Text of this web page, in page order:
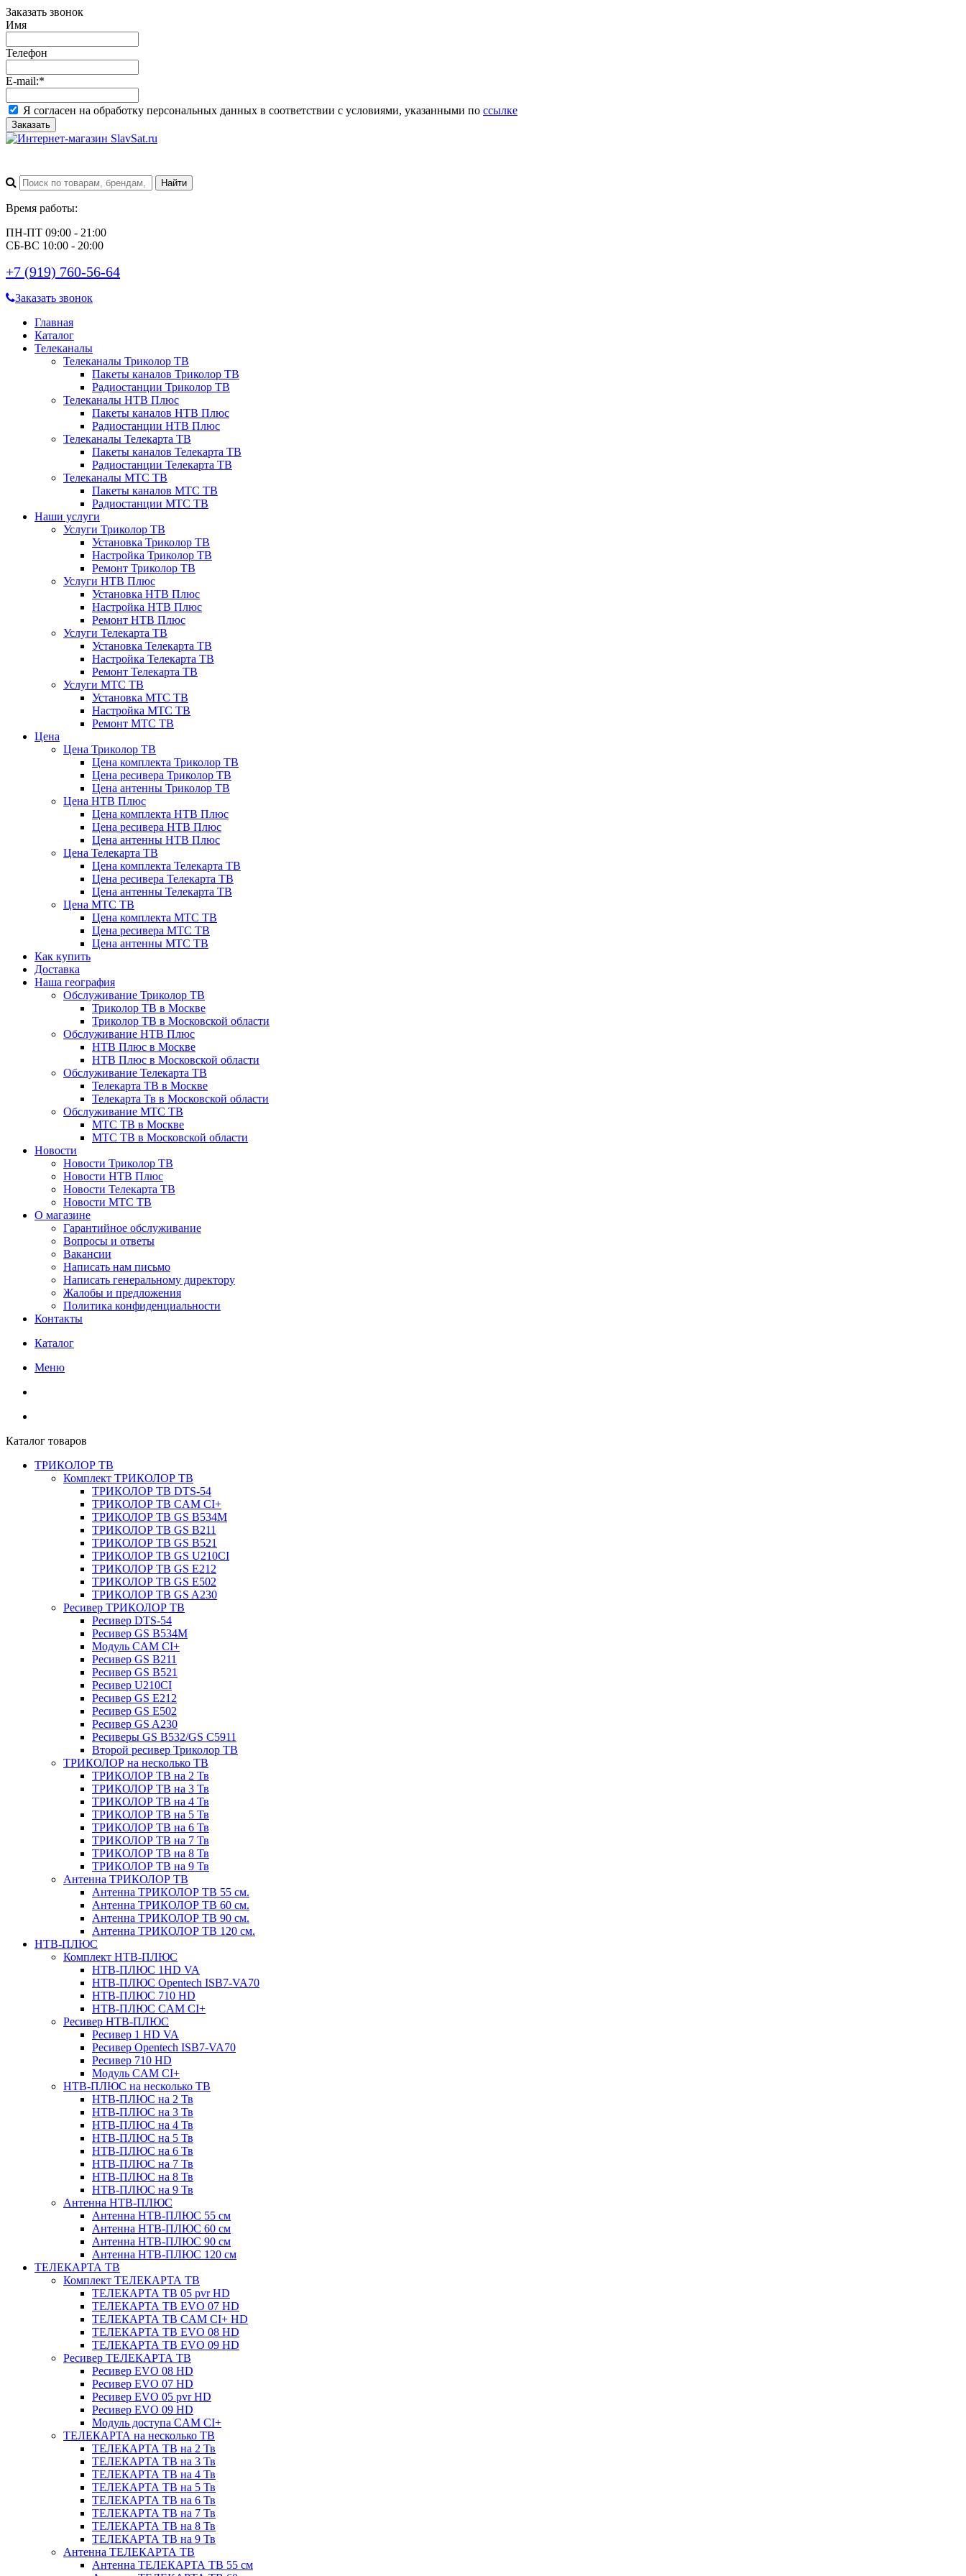
Заказать звонок
Имя
Телефон
E-mail:*
Я согласен на обработку персональных данных в соответствии с условиями, указанными по ссылке
Заказать
Время работы:
ПН-ПТ 09:00 - 21:00
СБ-ВС 10:00 - 20:00
+7 (919) 760-56-64
Заказать звонок
Главная
Каталог
Телеканалы
Телеканалы Триколор ТВ
Пакеты каналов Триколор ТВ
Радиостанции Триколор ТВ
Телеканалы НТВ Плюс
Пакеты каналов НТВ Плюс
Радиостанции НТВ Плюс
Телеканалы Телекарта ТВ
Пакеты каналов Телекарта ТВ
Радиостанции Телекарта ТВ
Телеканалы МТС ТВ
Пакеты каналов МТС ТВ
Радиостанции МТС ТВ
Наши услуги
Услуги Триколор ТВ
Установка Триколор ТВ
Настройка Триколор ТВ
Ремонт Триколор ТВ
Услуги НТВ Плюс
Установка НТВ Плюс
Настройка НТВ Плюс
Ремонт НТВ Плюс
Услуги Телекарта ТВ
Установка Телекарта ТВ
Настройка Телекарта ТВ
Ремонт Телекарта ТВ
Услуги МТС ТВ
Установка МТС ТВ
Настройка МТС ТВ
Ремонт МТС ТВ
Цена
Цена Триколор ТВ
Цена комплекта Триколор ТВ
Цена ресивера Триколор ТВ
Цена антенны Триколор ТВ
Цена НТВ Плюс
Цена комплекта НТВ Плюс
Цена ресивера НТВ Плюс
Цена антенны НТВ Плюс
Цена Телекарта ТВ
Цена комплекта Телекарта ТВ
Цена ресивера Телекарта ТВ
Цена антенны Телекарта ТВ
Цена МТС ТВ
Цена комплекта МТС ТВ
Цена ресивера МТС ТВ
Цена антенны МТС ТВ
Как купить
Доставка
Наша география
Обслуживание Триколор ТВ
Триколор ТВ в Москве
Триколор ТВ в Московской области
Обслуживание НТВ Плюс
НТВ Плюс в Москве
НТВ Плюс в Московской области
Обслуживание Телекарта ТВ
Телекарта ТВ в Москве
Телекарта Тв в Московской области
Обслуживание МТС ТВ
МТС ТВ в Москве
МТС ТВ в Московской области
Новости
Новости Триколор ТВ
Новости НТВ Плюс
Новости Телекарта ТВ
Новости МТС ТВ
О магазине
Гарантийное обслуживание
Вопросы и ответы
Вакансии
Написать нам письмо
Написать генеральному директору
Жалобы и предложения
Политика конфиденциальности
Контакты
Каталог
Меню
Каталог товаров
ТРИКОЛОР ТВ
Комплект ТРИКОЛОР ТВ
ТРИКОЛОР ТВ DTS-54
ТРИКОЛОР ТВ CAM CI+
ТРИКОЛОР ТВ GS B534M
ТРИКОЛОР ТВ GS B211
ТРИКОЛОР ТВ GS B521
ТРИКОЛОР ТВ GS U210CI
ТРИКОЛОР ТВ GS E212
ТРИКОЛОР ТВ GS E502
ТРИКОЛОР ТВ GS A230
Ресивер ТРИКОЛОР ТВ
Ресивер DTS-54
Ресивер GS B534M
Модуль CAM CI+
Ресивер GS B211
Ресивер GS B521
Ресивер U210CI
Ресивер GS E212
Ресивер GS E502
Ресивер GS A230
Ресиверы GS B532/GS C5911
Второй ресивер Триколор ТВ
ТРИКОЛОР на несколько ТВ
ТРИКОЛОР ТВ на 2 Тв
ТРИКОЛОР ТВ на 3 Тв
ТРИКОЛОР ТВ на 4 Тв
ТРИКОЛОР ТВ на 5 Тв
ТРИКОЛОР ТВ на 6 Тв
ТРИКОЛОР ТВ на 7 Тв
ТРИКОЛОР ТВ на 8 Тв
ТРИКОЛОР ТВ на 9 Тв
Антенна ТРИКОЛОР ТВ
Антенна ТРИКОЛОР ТВ 55 см.
Антенна ТРИКОЛОР ТВ 60 см.
Антенна ТРИКОЛОР ТВ 90 см.
Антенна ТРИКОЛОР ТВ 120 см.
НТВ-ПЛЮС
Комплект НТВ-ПЛЮС
НТВ-ПЛЮС 1HD VA
НТВ-ПЛЮС Opentech ISB7-VA70
НТВ-ПЛЮС 710 HD
НТВ-ПЛЮС CAM CI+
Ресивер НТВ-ПЛЮС
Ресивер 1 HD VA
Ресивер Opentech ISB7-VA70
Ресивер 710 HD
Модуль CAM CI+
НТВ-ПЛЮС на несколько ТВ
НТВ-ПЛЮС на 2 Тв
НТВ-ПЛЮС на 3 Тв
НТВ-ПЛЮС на 4 Тв
НТВ-ПЛЮС на 5 Тв
НТВ-ПЛЮС на 6 Тв
НТВ-ПЛЮС на 7 Тв
НТВ-ПЛЮС на 8 Тв
НТВ-ПЛЮС на 9 Тв
Антенна НТВ-ПЛЮС
Антенна НТВ-ПЛЮС 55 см
Антенна НТВ-ПЛЮС 60 см
Антенна НТВ-ПЛЮС 90 см
Антенна НТВ-ПЛЮС 120 см
ТЕЛЕКАРТА ТВ
Комплект ТЕЛЕКАРТА ТВ
ТЕЛЕКАРТА ТВ 05 pvr HD
ТЕЛЕКАРТА ТВ EVO 07 HD
ТЕЛЕКАРТА ТВ CAM CI+ HD
ТЕЛЕКАРТА ТВ EVO 08 HD
ТЕЛЕКАРТА ТВ EVO 09 HD
Ресивер ТЕЛЕКАРТА ТВ
Ресивер EVO 08 HD
Ресивер EVO 07 HD
Ресивер EVO 05 pvr HD
Ресивер EVO 09 HD
Модуль доступа CAM CI+
ТЕЛЕКАРТА на несколько ТВ
ТЕЛЕКАРТА ТВ на 2 Тв
ТЕЛЕКАРТА ТВ на 3 Тв
ТЕЛЕКАРТА ТВ на 4 Тв
ТЕЛЕКАРТА ТВ на 5 Тв
ТЕЛЕКАРТА ТВ на 6 Тв
ТЕЛЕКАРТА ТВ на 7 Тв
ТЕЛЕКАРТА ТВ на 8 Тв
ТЕЛЕКАРТА ТВ на 9 Тв
Антенна ТЕЛЕКАРТА ТВ
Антенна ТЕЛЕКАРТА ТВ 55 см